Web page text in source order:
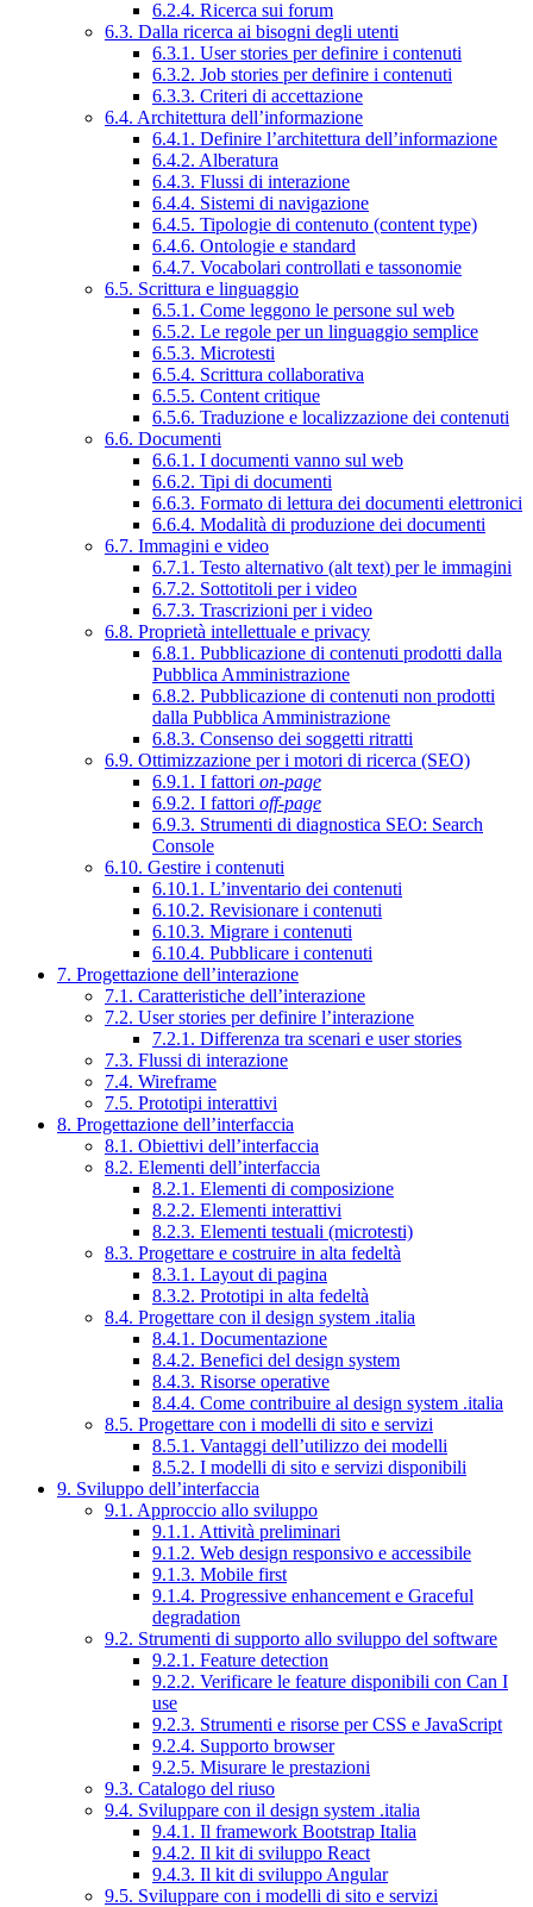
6.2.4. Ricerca sui forum
6.3. Dalla ricerca ai bisogni degli utenti
6.3.1. User stories per definire i contenuti
6.3.2. Job stories per definire i contenuti
6.3.3. Criteri di accettazione
6.4. Architettura dell’informazione
6.4.1. Definire l’architettura dell’informazione
6.4.2. Alberatura
6.4.3. Flussi di interazione
6.4.4. Sistemi di navigazione
6.4.5. Tipologie di contenuto (content type)
6.4.6. Ontologie e standard
6.4.7. Vocabolari controllati e tassonomie
6.5. Scrittura e linguaggio
6.5.1. Come leggono le persone sul web
6.5.2. Le regole per un linguaggio semplice
6.5.3. Microtesti
6.5.4. Scrittura collaborativa
6.5.5. Content critique
6.5.6. Traduzione e localizzazione dei contenuti
6.6. Documenti
6.6.1. I documenti vanno sul web
6.6.2. Tipi di documenti
6.6.3. Formato di lettura dei documenti elettronici
6.6.4. Modalità di produzione dei documenti
6.7. Immagini e video
6.7.1. Testo alternativo (alt text) per le immagini
6.7.2. Sottotitoli per i video
6.7.3. Trascrizioni per i video
6.8. Proprietà intellettuale e privacy
6.8.1. Pubblicazione di contenuti prodotti dalla
Pubblica Amministrazione
6.8.2. Pubblicazione di contenuti non prodotti
dalla Pubblica Amministrazione
6.8.3. Consenso dei soggetti ritratti
6.9. Ottimizzazione per i motori di ricerca (SEO)
6.9.1. I fattori on-page
6.9.2. I fattori off-page
6.9.3. Strumenti di diagnostica SEO: Search
Console
6.10. Gestire i contenuti
6.10.1. L’inventario dei contenuti
6.10.2. Revisionare i contenuti
6.10.3. Migrare i contenuti
6.10.4. Pubblicare i contenuti
7. Progettazione dell’interazione
7.1. Caratteristiche dell’interazione
7.2. User stories per definire l’interazione
7.2.1. Differenza tra scenari e user stories
7.3. Flussi di interazione
7.4. Wireframe
7.5. Prototipi interattivi
8. Progettazione dell’interfaccia
8.1. Obiettivi dell’interfaccia
8.2. Elementi dell’interfaccia
8.2.1. Elementi di composizione
8.2.2. Elementi interattivi
8.2.3. Elementi testuali (microtesti)
8.3. Progettare e costruire in alta fedeltà
8.3.1. Layout di pagina
8.3.2. Prototipi in alta fedeltà
8.4. Progettare con il design system .italia
8.4.1. Documentazione
8.4.2. Benefici del design system
8.4.3. Risorse operative
8.4.4. Come contribuire al design system .italia
8.5. Progettare con i modelli di sito e servizi
8.5.1. Vantaggi dell’utilizzo dei modelli
8.5.2. I modelli di sito e servizi disponibili
9. Sviluppo dell’interfaccia
9.1. Approccio allo sviluppo
9.1.1. Attività preliminari
9.1.2. Web design responsivo e accessibile
9.1.3. Mobile first
9.1.4. Progressive enhancement e Graceful
degradation
9.2. Strumenti di supporto allo sviluppo del software
9.2.1. Feature detection
9.2.2. Verificare le feature disponibili con Can I
use
9.2.3. Strumenti e risorse per CSS e JavaScript
9.2.4. Supporto browser
9.2.5. Misurare le prestazioni
9.3. Catalogo del riuso
9.4. Sviluppare con il design system .italia
9.4.1. Il framework Bootstrap Italia
9.4.2. Il kit di sviluppo React
9.4.3. Il kit di sviluppo Angular
9.5. Sviluppare con i modelli di sito e servizi